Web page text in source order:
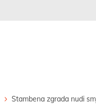
Stambena zgrada nudi